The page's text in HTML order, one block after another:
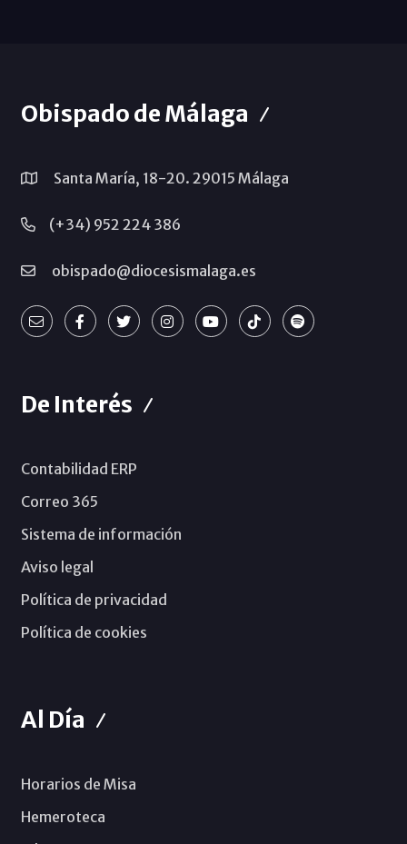
Obispado de Málaga
Santa María, 18-20. 29015 Málaga
(+34) 952 224 386
obispado@diocesismalaga.es
De Interés
Contabilidad ERP
Correo 365
Sistema de información
Aviso legal
Política de privacidad
Política de cookies
Al Día
Horarios de Misa
Hemeroteca